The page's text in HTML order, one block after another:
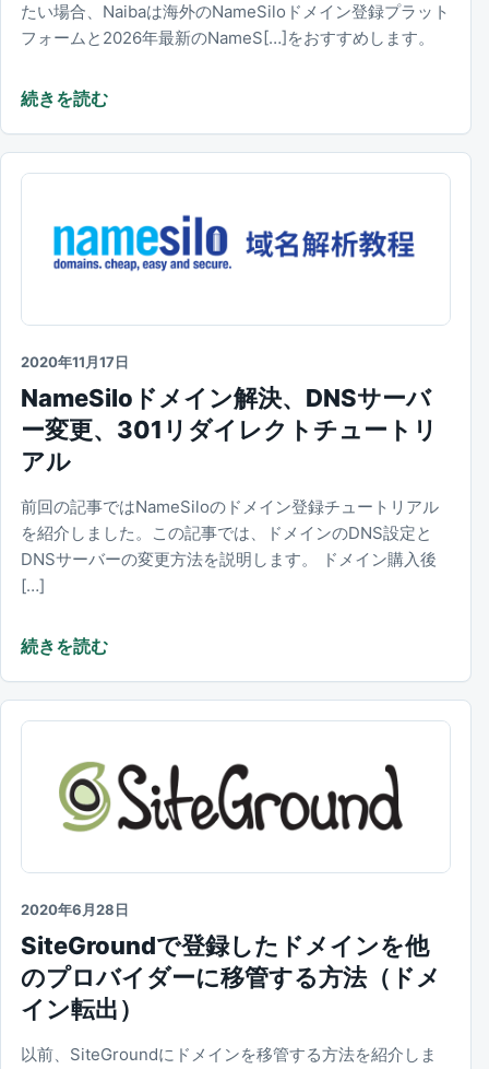
たい場合、Naibaは海外のNameSiloドメイン登録プラット
フォームと2026年最新のNameS[…]をおすすめします。
続きを読む
2020年11月17日
NameSiloドメイン解決、DNSサーバ
ー変更、301リダイレクトチュートリ
アル
前回の記事ではNameSiloのドメイン登録チュートリアル
を紹介しました。この記事では、ドメインのDNS設定と
DNSサーバーの変更方法を説明します。 ドメイン購入後
[…]
続きを読む
2020年6月28日
SiteGroundで登録したドメインを他
のプロバイダーに移管する方法（ドメ
イン転出）
以前、SiteGroundにドメインを移管する方法を紹介しま